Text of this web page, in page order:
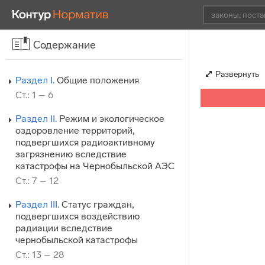
Содержание
Раздел I. Общие положения
Ст.: 1 – 6
Раздел II. Режим и экологическое
оздоровление территорий,
подвергшихся радиоактивному
загрязнению вследствие
катастрофы на Чернобыльской АЭС
Ст.: 7 – 12
Раздел III. Статус граждан,
подвергшихся воздействию
радиации вследствие
чернобыльской катастрофы
Ст.: 13 – 28
Развернуть